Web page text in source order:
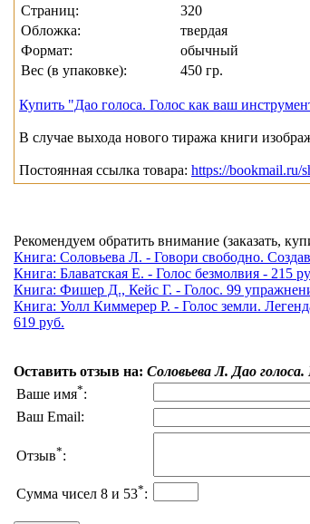
Страниц:
320
Обложка:
твердая
Формат:
обычный
Вес (в упаковке):
450 гр.
Купить "Дао голоса. Голос как ваш
В случае выхода нового тиража книги
Постоянная ссылка товара: https://bookmail.ru/
Рекомендуем обратить внимание (заказать,
Книга: Соловьева Л. - Говори свободно.
Книга: Блаватская Е. - Голос безмолвия - 215
Книга: Фишер Д., Кейс Г. - Голос. 99
Книга: Уолл Киммерер Р. - Голос земли.
619 руб.
Оставить отзыв на: Соловьева Л. Дао
Ваше имя*:
Ваш Email:
Отзыв*:
Сумма чисел 8 и 53*: